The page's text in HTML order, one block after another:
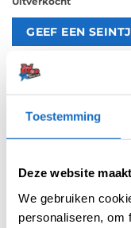
Toestemming
Deze website
We gebruiken
personaliseren, om
Artikelnummer:
Categorieën:Accessoires
Tag:Fallon Sherrock
Merk:Ultimate Cards